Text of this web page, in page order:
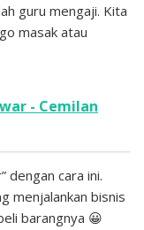
guru mengaji. Kita
masak atau
- Cemilan
dengan cara ini.
menjalankan bisnis
barangnya 😀